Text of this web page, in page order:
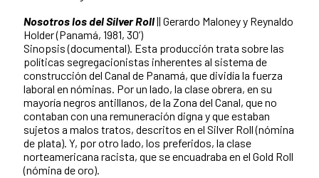
Nosotros los del Silver Roll|| Gerardo Maloney y Reynaldo
Holder (Panamá, 1981, 30’)
Sinopsis (documental). Esta producción trata sobre las
políticas segregacionistas inherentes al sistema de
construcción del Canal de Panamá, que dividía la fuerza
laboral en nóminas. Por un lado, la clase obrera, en su
mayoría negros antillanos, de la Zona del Canal, que no
contaban con una remuneración digna y que estaban
sujetos a malos tratos, descritos en el Silver Roll (nómina
de plata). Y, por otro lado, los preferidos, la clase
norteamericana racista, que se encuadraba en el Gold Roll
(nómina de oro).